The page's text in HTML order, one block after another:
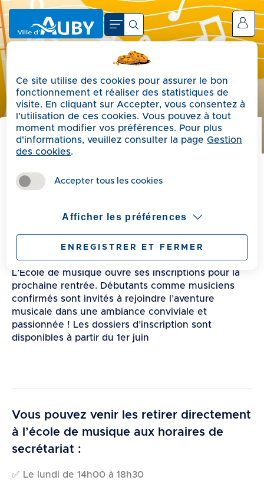
A
c
c
é
d
e
a
Se connecter
Précédent
Inscriptions à l'école de
Publié le Jeudi 21 mai 2026
L’École de musique ouvre ses inscriptions pour la
prochaine rentrée. Débutants comme musiciens
confirmés sont invités à rejoindre l’aventure
musicale dans une ambiance conviviale et
passionnée ! Les dossiers d’inscription sont
disponibles à partir du 1er juin
Vous pouvez venir les retirer directement
à l’école de musique aux horaires de
secrétariat :
✅ Le lundi de 14h00 à 18h30
Ce site utilise des cookies pour assurer le bon
fonctionnement et réaliser des statistiques de
visite. En cliquant sur Accepter, vous consentez à
l'utilisation de ces cookies. Vous pouvez à tout
moment modifier vos préférences. Pour plus
d'informations, veuillez consulter la pageGestion
des cookies.
Accepter tous les cookies
Afficher les préférences
ENREGISTRER ET FERMER